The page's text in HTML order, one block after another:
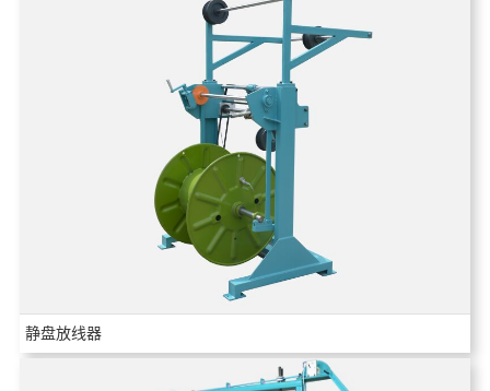
静盘放线器